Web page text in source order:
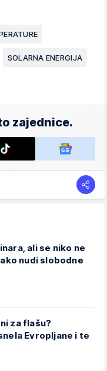
SOLARNA ENERGIJA
zajednice.
ali se niko ne
nudi slobodne
za flašu?
Evropljane i te